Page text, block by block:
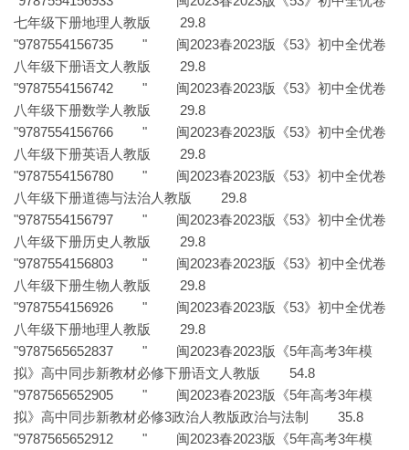
七年级下册地理人教版 29.8
"9787554156735 " 闽2023春2023版《53》初中全优卷
八年级下册语文人教版 29.8
"9787554156742 " 闽2023春2023版《53》初中全优卷
八年级下册数学人教版 29.8
"9787554156766 " 闽2023春2023版《53》初中全优卷
八年级下册英语人教版 29.8
"9787554156780 " 闽2023春2023版《53》初中全优卷
八年级下册道德与法治人教版 29.8
"9787554156797 " 闽2023春2023版《53》初中全优卷
八年级下册历史人教版 29.8
"9787554156803 " 闽2023春2023版《53》初中全优卷
八年级下册生物人教版 29.8
"9787554156926 " 闽2023春2023版《53》初中全优卷
八年级下册地理人教版 29.8
"9787565652837 " 闽2023春2023版《5年高考3年模
拟》高中同步新教材必修下册语文人教版 54.8
"9787565652905 " 闽2023春2023版《5年高考3年模
拟》高中同步新教材必修3政治人教版政治与法制 35.8
"9787565652912 " 闽2023春2023版《5年高考3年模